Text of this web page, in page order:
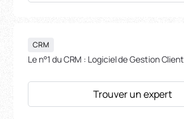
CRM
Le n°1 du CRM : Logiciel de Gestion Client
Trouver un expert